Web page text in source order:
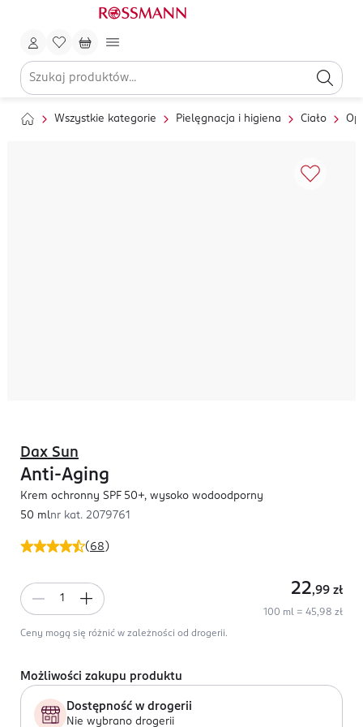
Wszystkie kategorie Pielęgnacja i higiena Ciało
( 68 )
Dax Sun
Anti-Aging
Krem ochronny SPF 50+, wysoko wodoodporny
50 mlnr kat. 2079761
22,99 zł
100 ml = 45,98 zł
Ceny mogą się różnić w zależności od drogerii.
Możliwości zakupu produktu
Dostępność w drogerii
Nie wybrano drogerii